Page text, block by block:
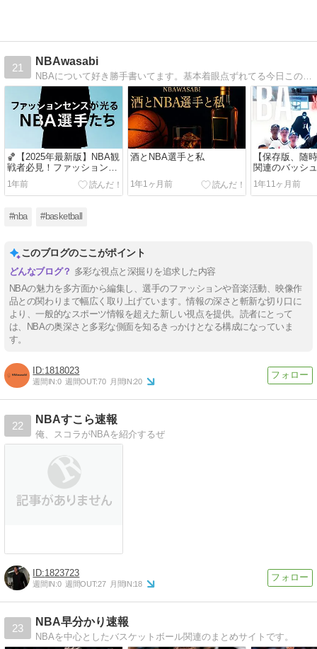
21
NBAwasabi
NBAについて好き勝手書いてます。基本着眼点ずれてる今日この頃。個人的にはBULLSをひいきしがち。
🏀【2025年最新版】NBA観
戦者必見！ファッションセ
ンスが光るNBA選手5選
1年前
酒とNBA選手と私
1年1ヶ月前
【保存版、随
関連のバッシ
ニフォームが
を集めてみた
1年11ヶ月前
#nba #basketball
このブログのここがポイント
多彩な視点と深掘りを追求した内容
NBAの魅力を多方面から編集し、選手のファッションや音楽活動、映像作
品との関わりまで幅広く取り上げています。情報の深さと斬新な切り口に
より、一般的なスポーツ情報を超えた新しい視点を提供。読者にとって
は、NBAの奥深さと多彩な側面を知るきっかけとなる構成になっていま
す。
1818023
週間IN:0 週間OUT:70 月間IN:20
22
NBAすこら速報
俺、スコラがNBAを紹介するぜ
1823723
週間IN:0 週間OUT:27 月間IN:18
23
NBA早分かり速報
NBAを中心としたバスケットボール関連のまとめサイトです。